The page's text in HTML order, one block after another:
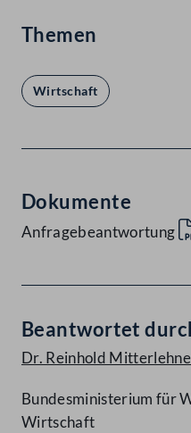
Themen
Wirtschaft
Dokumente
Anfragebeantwortung
Beantwortet
Dr. Reinhold
Bundesministerium für
Wirtschaft